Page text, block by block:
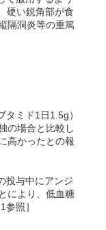
硬い鋭角部が食
隔洞炎等の重篤
ミド1日1.5g）
の場合と比較し
高かったとの報
投与中にアンジ
により、低血糖
照］